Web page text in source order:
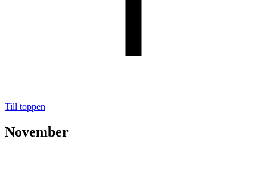
Till toppen
November